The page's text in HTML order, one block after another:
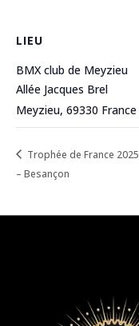
LIEU
BMX club de Meyzieu
Allée Jacques Brel
Meyzieu, 69330 France
Trophée de France 2025
– Besançon